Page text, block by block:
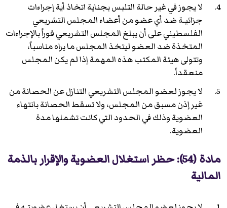
لا يجوز في غير حالة التلبس بجناية اتخاذ أية إجراءات
جزائيـة ضد أي عضو من أعضاء المجلس التشريعي
الفلسطيني على أن يبلغ المجلس التشريعي فوراً بالإجراءات
المتخذة ضد العضو ليتخذ المجلس ما يراه مناسباً،
وتتولى هيئة المكتب هذه المهمة إذا لم يكن المجلس
منعقداً.
لا يجوز لعضو المجلس التشريعي التنازل عن الحصانة من
غير إذن مسبق من المجلس، ولا تسقط الحصانة بانتهاء
العضوية وذلك في الحدود التي كانت تشملها مدة
العضوية.
مادة (54): حظر استغلال العضوية والإقرار بالذمة
المالية